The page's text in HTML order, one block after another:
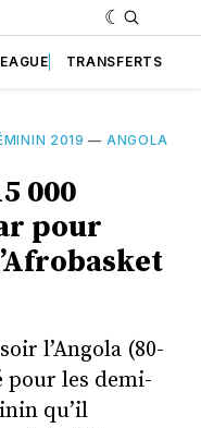
TRANSFERTS
2019 — ANGOLA
000
pour
l’Angola (80-
pour les demi-
qu’il